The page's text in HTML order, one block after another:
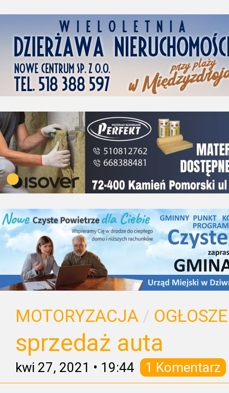
MOTORYZACJA /
sprzedaż auta
kwi 27, 2021 • 19:44 1 Komentarz